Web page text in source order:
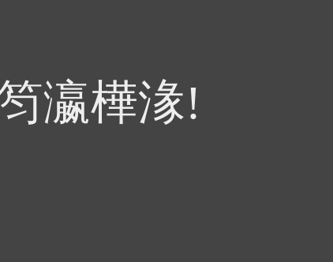
瀛樺湪!